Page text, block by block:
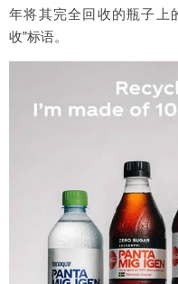
年将其完全回收的瓶子上
收”标语。